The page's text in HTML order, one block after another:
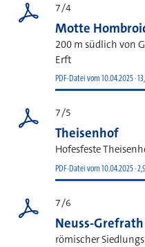
7/4
Motte
200 m südlich von
Erft
PDF-Datei vom 10.04.2025 ·
7/5
Theisenhof
Hofesfeste
PDF-Datei vom 10.04.2025 ·
7/6
Neuss-
römischer